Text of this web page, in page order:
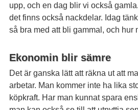
upp, och en dag blir vi också
det finns också nackdelar. Idag
så bra med att bli gammal, och hur
Ekonomin blir sämre
Det är ganska lätt att räkna ut att
arbetar. Man kommer inte ha lika
köpkraft. Har man kunnat spara